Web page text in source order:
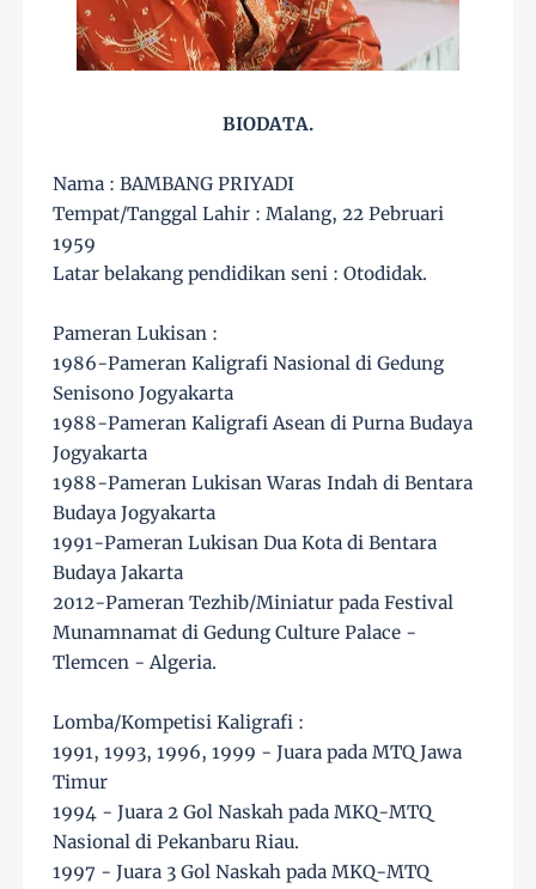
BIODATA.
Nama : BAMBANG PRIYADI
Tempat/Tanggal Lahir : Malang, 22 Pebruari
1959
Latar belakang pendidikan seni : Otodidak.
Pameran Lukisan :
1986-Pameran Kaligrafi Nasional di Gedung
Senisono Jogyakarta
1988-Pameran Kaligrafi Asean di Purna Budaya
Jogyakarta
1988-Pameran Lukisan Waras Indah di Bentara
Budaya Jogyakarta
1991-Pameran Lukisan Dua Kota di Bentara
Budaya Jakarta
2012-Pameran Tezhib/Miniatur pada Festival
Munamnamat di Gedung Culture Palace -
Tlemcen - Algeria.
Lomba/Kompetisi Kaligrafi :
1991, 1993, 1996, 1999 - Juara pada MTQ Jawa
Timur
1994 - Juara 2 Gol Naskah pada MKQ-MTQ
Nasional di Pekanbaru Riau.
1997 - Juara 3 Gol Naskah pada MKQ-MTQ